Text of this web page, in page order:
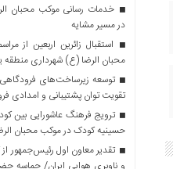
در مسیر مشایه
استقبال زائرین اربعین از
محبان الرضا (ع) شهرداری
توسعه زیرساخت‌های
تقویت توان پشتیبانی و امدادی
ترویج فرهنگ عاشورایی بین
حسینیه کودک در موکب محبان
تقدیر معاون اول رئیس‌جمهور